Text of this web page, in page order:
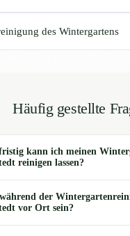
des Wintergartens
Häufig gestellte
kann ich meinen
reinigen lassen?
der
vor Ort sein?